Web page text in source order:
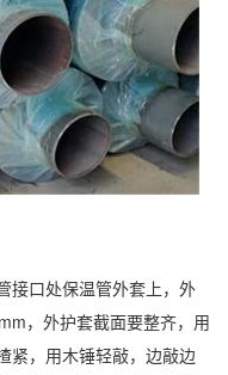
口处保温管外套上，外
，外护套截面要整齐，用
紧，用木锤轻敲，边敲边